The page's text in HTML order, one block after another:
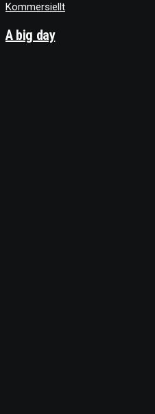
Kommersiellt
A big day